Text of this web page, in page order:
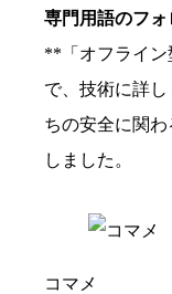
専門用語のフォ
**「オフライン
で、技術に詳
ちの安全に関わ
しました。
コマメ